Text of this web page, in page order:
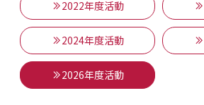
2022年度活動
2024年度活動
2026年度活動